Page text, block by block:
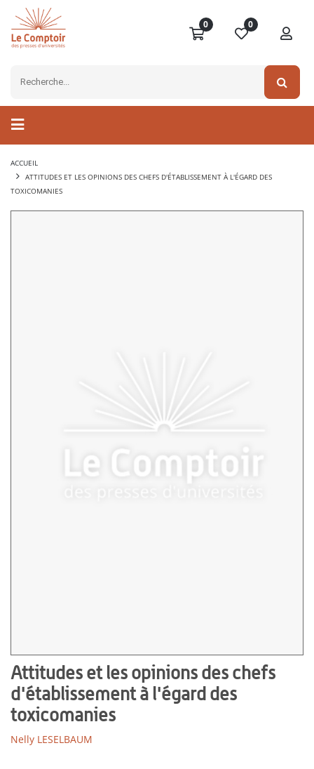
0 0
ACCUEIL
ATTITUDES ET LES OPINIONS DES CHEFS D'ÉTABLISSEMENT À L'ÉGARD DES
TOXICOMANIES
Attitudes et les opinions des chefs
d'établissement à l'égard des
toxicomanies
Nelly LESELBAUM